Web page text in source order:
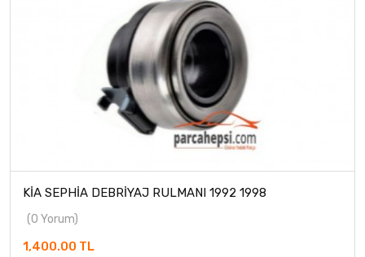
DEBRİYAJ RULMANI 1992 1998
TL